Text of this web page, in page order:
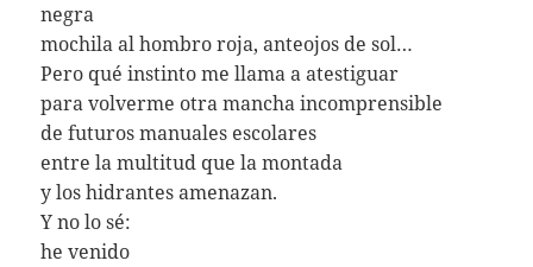
negra
mochila al hombro roja, anteojos de sol…
Pero qué instinto me llama a atestiguar
para volverme otra mancha incomprensible
de futuros manuales escolares
entre la multitud que la montada
y los hidrantes amenazan.
Y no lo sé:
he venido